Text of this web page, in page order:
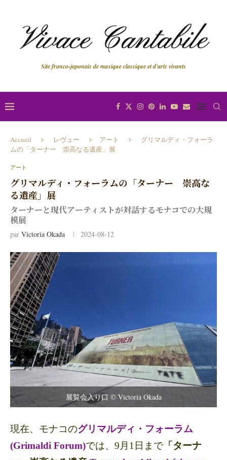
Site franco-japonais de musique classique et d'arts vivants
Accueil レヴュー アート
グリマルディ・フォーラ
ムの「ターナー 崇高なる遺産」展
アート
グリマルディ・フォーラムの「ターナー 崇高な
る遺産」展
ターナーと現代アーティストが対話するモナコでの大規
模展
par Victoria Okada 2024-08-12
展覧会入り口 © Victoria Okada
現在、モナコのグリマルディ・フォーラム
(Grimaldi Forum)では、9月1日まで 「ターナ